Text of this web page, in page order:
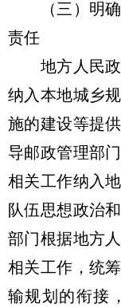
（三）明确
责任
地方人民政
纳入本地城乡
施的建设等提
导邮政管理部
相关工作纳入
队伍思想政治
部门根据地方
相关工作，统
输规划的衔接